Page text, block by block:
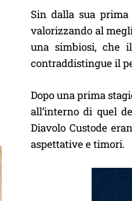
Sin dalla sua prima
valorizzando al
una simbiosi, che
contraddistingue il
Dopo una prima
all’interno di quel
Diavolo Custode
aspettative e timori.